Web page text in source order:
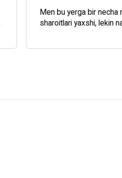
Men bu yerga bir necha
sharoitlari yaxshi, lekin